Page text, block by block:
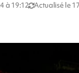
à 19:12 Actualisé le